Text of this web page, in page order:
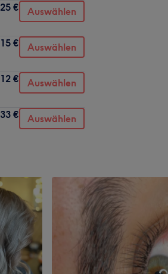
25 € Auswählen
15 € Auswählen
12 € Auswählen
33 € Auswählen